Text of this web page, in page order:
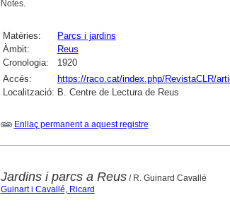
Notes.
Matèries:
Parcs i jardins
Àmbit:
Reus
Cronologia:
1920
Accés:
https://raco.cat/index.php/RevistaCLR/
Localització: B. Centre de Lectura de Reus
Enllaç permanent a aquest registre
Jardins i parcs a Reus/ R. Guinard Cavallé
Guinart i Cavallé, Ricard